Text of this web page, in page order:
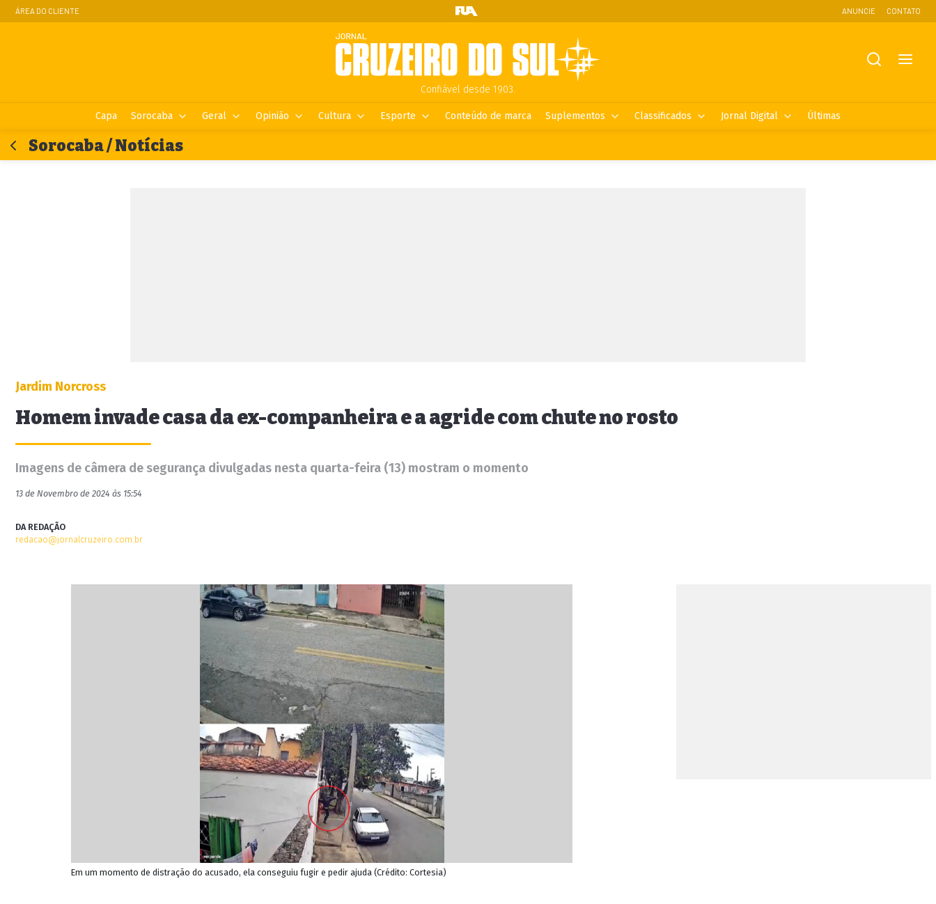
ÁREA DO CLIENTE ANUNCIE CONTATO
Confiável desde 1903.
Capa Sorocaba Geral Opinião Cultura Esporte Conteúdo de marca Suplementos Classificados Jornal Digital Últimas
Sorocaba / Notícias
Jardim Norcross
Homem invade casa da ex-companheira e a agride com chute no rosto
Imagens de câmera de segurança divulgadas nesta quarta-feira (13) mostram o momento
13 de Novembro de 2024 às 15:54
DA REDAÇÃO
redacao@jornalcruzeiro.com.br
Em um momento de distração do acusado, ela conseguiu fugir e pedir ajuda (Crédito: Cortesia)